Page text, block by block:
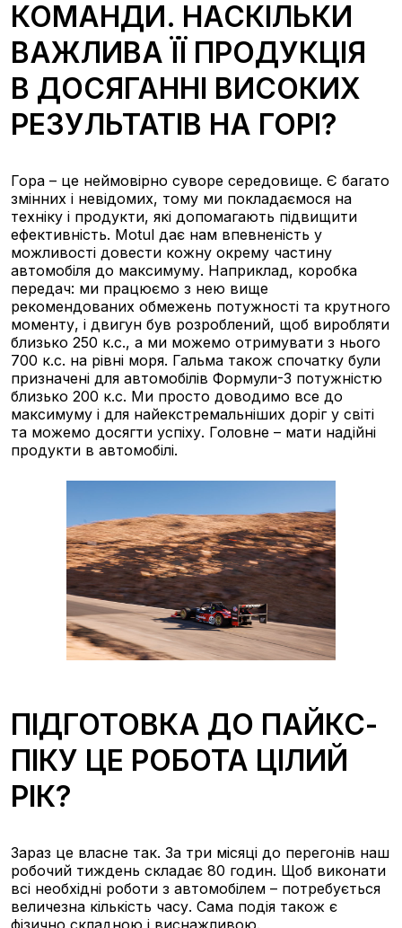
КОМАНДИ. НАСКІЛЬКИ
ВАЖЛИВА ЇЇ ПРОДУКЦІЯ
В ДОСЯГАННІ ВИСОКИХ
РЕЗУЛЬТАТІВ НА ГОРІ?
Гора – це неймовірно суворе середовище. Є багато
змінних і невідомих, тому ми покладаємося на
техніку і продукти, які допомагають підвищити
ефективність. Motul дає нам впевненість у
можливості довести кожну окрему частину
автомобіля до максимуму. Наприклад, коробка
передач: ми працюємо з нею вище
рекомендованих обмежень потужності та крутного
моменту, і двигун був розроблений, щоб виробляти
близько 250 к.с., а ми можемо отримувати з нього
700 к.с. на рівні моря. Гальма також спочатку були
призначені для автомобілів Формули-3 потужністю
близько 200 к.с. Ми просто доводимо все до
максимуму і для найекстремальніших доріг у світі
та можемо досягти успіху. Головне – мати надійні
продукти в автомобілі.
ПІДГОТОВКА ДО ПАЙКС-
ПІКУ ЦЕ РОБОТА ЦІЛИЙ
РІК?
Зараз це власне так. За три місяці до перегонів наш
робочий тиждень складає 80 годин. Щоб виконати
всі необхідні роботи з автомобілем – потребується
величезна кількість часу. Сама подія також є
фізично складною і виснажливою.